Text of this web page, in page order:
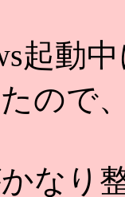
起動
ので
なり